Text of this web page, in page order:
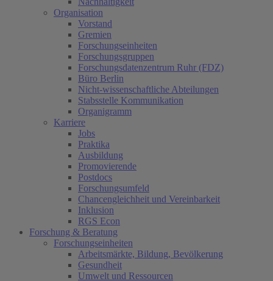
Organisation
Vorstand
Gremien
Forschungseinheiten
Forschungsgruppen
Forschungsdatenzentrum Ruhr (FDZ)
Büro Berlin
Nicht-wissenschaftliche Abteilungen
Stabsstelle Kommunikation
Organigramm
Karriere
Jobs
Praktika
Ausbildung
Promovierende
Postdocs
Forschungsumfeld
Chancengleichheit und Vereinbarkeit
Inklusion
RGS Econ
Forschung & Beratung
Forschungseinheiten
Arbeitsmärkte, Bildung, Bevölkerung
Gesundheit
Umwelt und Ressourcen